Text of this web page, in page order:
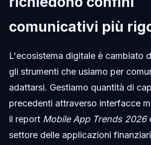
comunicativi più
L'ecosistema digitale è cambiato
gli strumenti che usiamo per
adattarsi. Gestiamo quantità di
precedenti attraverso interfacce
il report Mobile App Trends 2026
settore delle applicazioni